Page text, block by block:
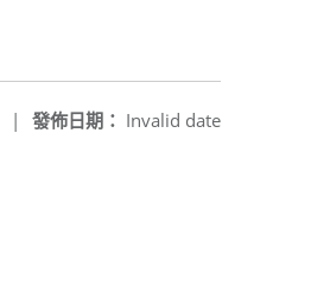
發佈日期： Invalid date
|